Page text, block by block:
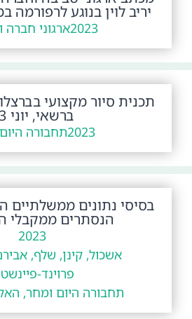
יריב לוין בנוגע
2023ארגוני חברה
תכנית סיור מקצועי
ברשאי, יוני 23
2023תחבורה
בסיסי נתונים ממשלתיים
הנסתרים ממקבלי
2023
אשכול, קינן, שלף,
פרוינד-
תחבורה היום ומחר,